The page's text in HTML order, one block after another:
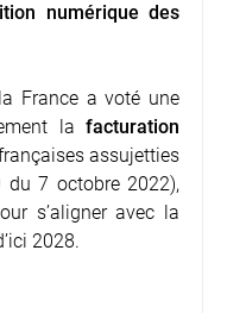
numérique des
France a voté une
la facturation
assujetties
du 7 octobre 2022),
s’aligner avec la
2028.